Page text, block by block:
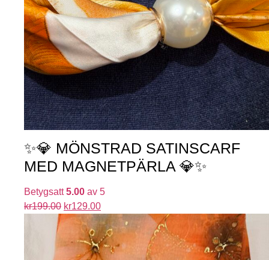
✨💎 MÖNSTRAD SATINSCARF
MED MAGNETPÄRLA 💎✨
Betygsatt5.00 av 5
kr199.00 kr129.00